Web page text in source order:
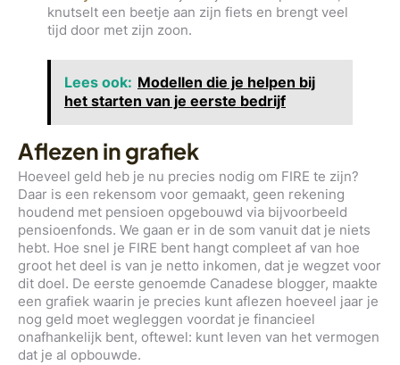
knutselt een beetje aan zijn fiets en brengt veel
tijd door met zijn zoon.
Lees ook: Modellen die je helpen bij
het starten van je eerste bedrijf
Aflezen in grafiek
Hoeveel geld heb je nu precies nodig om FIRE te zijn?
Daar is een rekensom voor gemaakt, geen rekening
houdend met pensioen opgebouwd via bijvoorbeeld
pensioenfonds. We gaan er in de som vanuit dat je niets
hebt. Hoe snel je FIRE bent hangt compleet af van hoe
groot het deel is van je netto inkomen, dat je wegzet voor
dit doel. De eerste genoemde Canadese blogger, maakte
een grafiek waarin je precies kunt aflezen hoeveel jaar je
nog geld moet wegleggen voordat je financieel
onafhankelijk bent, oftewel: kunt leven van het vermogen
dat je al opbouwde.